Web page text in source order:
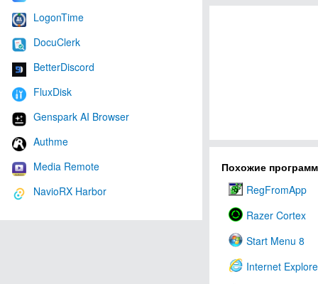
LogonTime
DocuClerk
BetterDiscord
FluxDisk
Genspark AI Browser
Authme
Media Remote
NavioRX Harbor
Похожие
RegFromApp
Razer Cortex
Start Menu 8
Internet